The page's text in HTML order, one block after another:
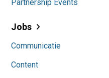
Partnership Events
Jobs
Communicatie
Content